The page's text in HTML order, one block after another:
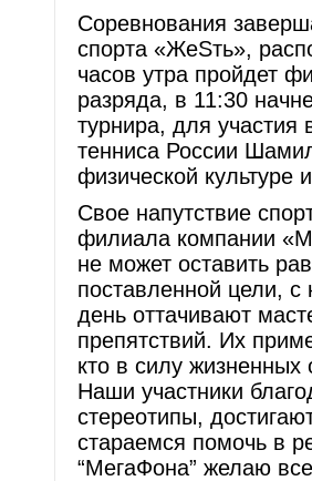
Соревнования
спорта «ЖеSть»,
часов утра пройдет
разряда, в 11:30
турнира, для
тенниса России
физической культуре
Свое напутствие
филиала компании
не может оставить
поставленной цели, с
день оттачивают
препятствий. Их
кто в силу жизненных
Наши участники
стереотипы,
стараемся помочь в
“МегаФона” желаю